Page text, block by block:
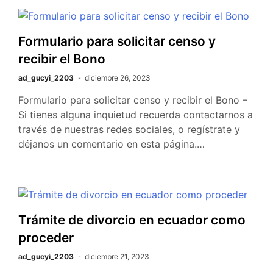
Formulario para solicitar censo y
recibir el Bono
ad_gucyi_2203 diciembre 26, 2023
Formulario para solicitar censo y recibir el Bono –
Si tienes alguna inquietud recuerda contactarnos a
través de nuestras redes sociales, o regístrate y
déjanos un comentario en esta página.…
Trámite de divorcio en ecuador como
proceder
ad_gucyi_2203 diciembre 21, 2023